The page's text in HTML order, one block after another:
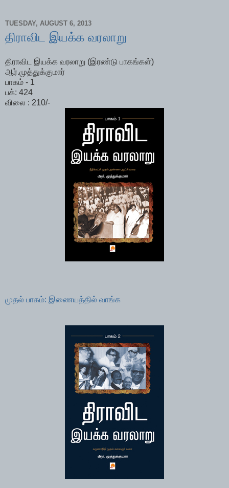
TUESDAY, AUGUST 6, 2013
திராவிட இயக்க வரலாறு
திராவிட இயக்க வரலாறு (இரண்டு பாகங்கள்)
ஆர்.முத்துக்குமார்
பாகம் - 1
பக்: 424
விலை : 210/-
முதல் பாகம்: இணையத்தில் வாங்க